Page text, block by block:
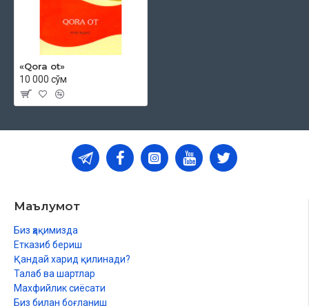
«Qora ot»
10 000 сўм
Маълумот
Биз ҳақимизда
Етказиб бериш
Қандай харид қилинади?
Талаб ва шартлар
Махфийлик сиёсати
Биз билан боғланиш